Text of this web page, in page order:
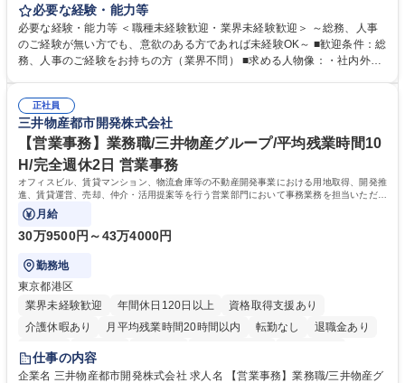
します。 ＜具体的には＞ ・総務/人事労務（給与・社保・勤怠管理など）
・採用・教育研修 ・福利厚生運用 など ※基本的には事務所勤務ですが、
採用や教育等の業務内容により、関西圏以外への日帰り・宿泊を伴う国内
出張もございます。 ※担当業務を持ちつつ、お互いに助け合いながら、総
必要な経験・能力等
必要な経験・能力等 ＜職種未経験歓迎・業界未経験歓迎＞ ～総務、人事
のご経験が無い方でも、意欲のある方であれば未経験OK～ ■歓迎条件：総
務、人事のご経験をお持ちの方（業界不問） ■求める人物像：・社内外の
正社員
三井物産都市開発株式会社
【営業事務】業務職/三井物産グループ/平均残業時間10
H/完全週休2日 営業事務
オフィスビル、賃貸マンション、物流倉庫等の不動産開発事業における用地取得、開発推
進、賃貸運営、売却、仲介・活用提案等を行う営業部門において事務業務を担当いただき
ます。
月給
30万9500円～43万4000円
勤務地
東京都港区
業界未経験歓迎
年間休日120日以上
資格取得支援あり
介護休暇あり
月平均残業時間20時間以内 転勤なし
退職金あり
在宅OK
賞与あり
駅近5分以内
土日祝休み 寮・社宅あり
仕事の内容
企業名 三井物産都市開発株式会社 求人名 【営業事務】業務職/三井物産グ